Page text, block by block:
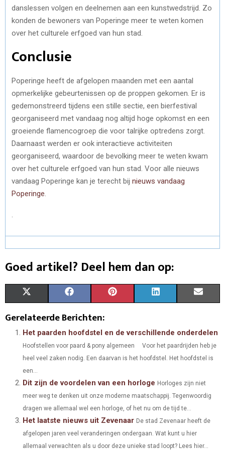
danslessen volgen en deelnemen aan een kunstwedstrijd. Zo
konden de bewoners van Poperinge meer te weten komen
over het culturele erfgoed van hun stad.
Conclusie
Poperinge heeft de afgelopen maanden met een aantal
opmerkelijke gebeurtenissen op de proppen gekomen. Er is
gedemonstreerd tijdens een stille sectie, een bierfestival
georganiseerd met vandaag nog altijd hoge opkomst en een
groeiende flamencogroep die voor talrijke optredens zorgt.
Daarnaast werden er ook interactieve activiteiten
georganiseerd, waardoor de bevolking meer te weten kwam
over het culturele erfgoed van hun stad. Voor alle nieuws
vandaag Poperinge kan je terecht bij nieuws vandaag
Poperinge
Goed artikel? Deel hem dan op:
R
O
T
W
T
E
R
A
R
O
C
E
O
K
R
O
N
T
R
S
T
R
O
N
N
K
D
I
N
A
R
N
A
I
Gerelateerde Berichten:
Het paarden hoofdstel en de verschillende onderdelen
Hoofstellen voor paard & pony algemeen Voor het paardrijden heb je
heel veel zaken nodig. Een daarvan is het hoofdstel. Het hoofdstel is
een...
Dit zijn de voordelen van een horloge Horloges zijn niet
meer weg te denken uit onze moderne maatschappij. Tegenwoordig
dragen we allemaal wel een horloge, of het nu om de tijd te...
Het laatste nieuws uit Zevenaar De stad Zevenaar heeft de
afgelopen jaren veel veranderingen ondergaan. Wat kunt u hier
allemaal verwachten als u door deze unieke stad loopt? Lees hier...